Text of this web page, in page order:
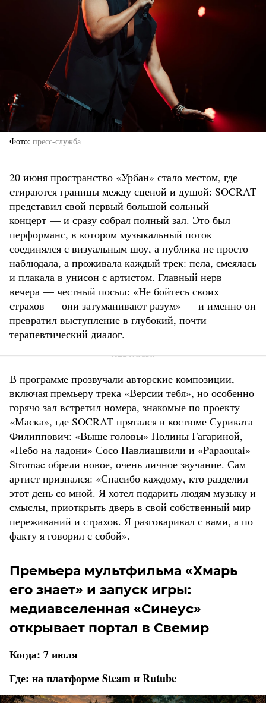
Фото пресс-служба
20 июня пространство «Урбан» стало местом, где
стираются границы между сценой и душой: SOCRAT
представил свой первый большой сольный
концерт — и сразу собрал полный зал. Это был
перформанс, в котором музыкальный поток
соединялся с визуальным шоу, а публика не просто
наблюдала, а проживала каждый трек: пела, смеялась
и плакала в унисон с артистом. Главный нерв
вечера — честный посыл: «Не бойтесь своих
страхов — они затуманивают разум» — и именно он
превратил выступление в глубокий, почти
терапевтический диалог.
В программе прозвучали авторские композиции,
включая премьеру трека «Версии тебя», но особенно
горячо зал встретил номера, знакомые по проекту
«Маска», где SOCRAT прятался в костюме Суриката
Филиппович: «Выше головы» Полины Гагариной,
«Небо на ладони» Сосо Павлиашвили и «Papaoutai»
Stromae обрели новое, очень личное звучание. Сам
артист признался: «Спасибо каждому, кто разделил
этот день со мной. Я хотел подарить людям музыку и
смыслы, приоткрыть дверь в свой собственный мир
переживаний и страхов. Я разговаривал с вами, а по
факту я говорил с собой».
Премьера мультфильма «Хмарь
его знает» и запуск игры:
медиавселенная «Синеус»
открывает портал в Свемир
Когда: 7 июля
Где: на платформе Steam и Rutube